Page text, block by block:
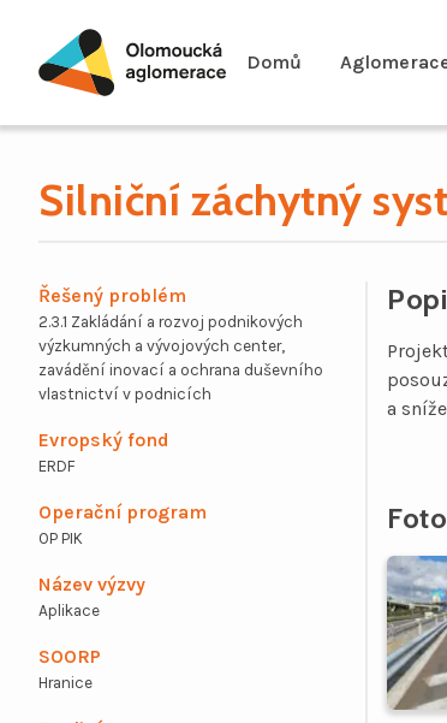
Domů
Silniční záchytný
Řešený problém
2.3.1 Zakládání a rozvoj podnikových
výzkumných a vývojových center,
zavádění inovací a ochrana duševního
vlastnictví v podnicích
Evropský fond
ERDF
Operační program
OP PIK
Název výzvy
Aplikace
SOORP
Hranice
a